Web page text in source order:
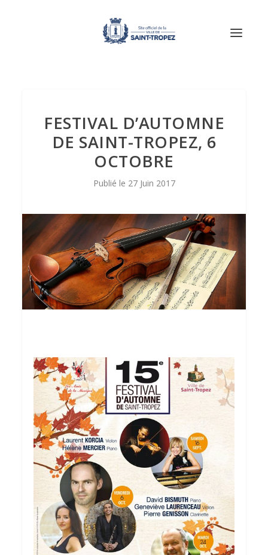
FESTIVAL D’AUTOMNE
DE SAINT-TROPEZ, 6
OCTOBRE
27 Juin 2017